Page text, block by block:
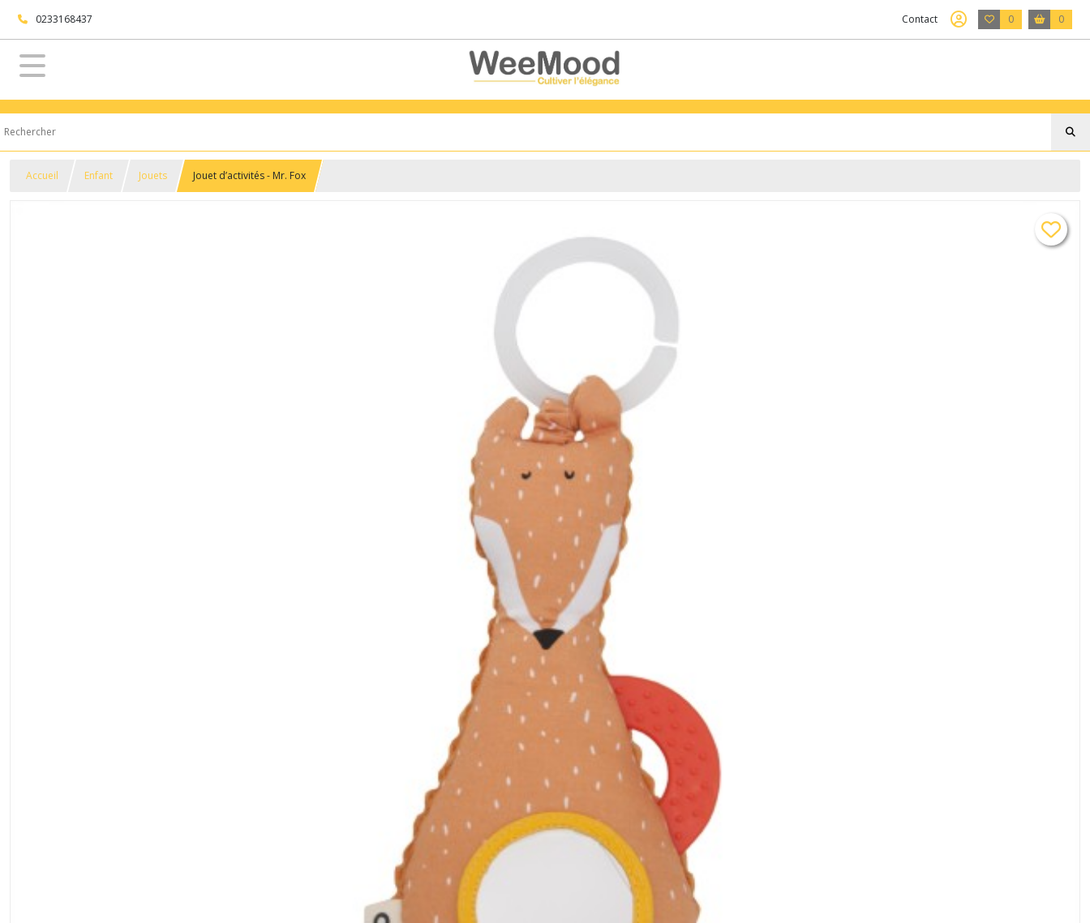
0233168437 Contact 0 0
Accueil Enfant Jouets Jouet d’activités - Mr. Fox